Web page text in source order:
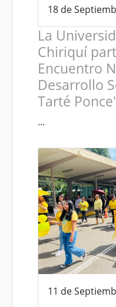
18 de
La
Chiriquí
Encuentro
Desarrollo
Tarté
...
11 de